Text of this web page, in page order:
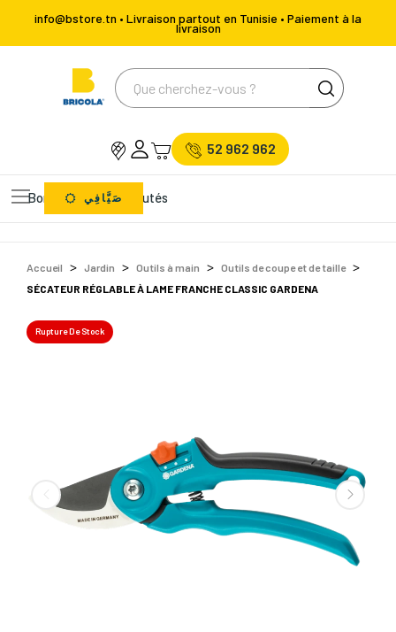
info@bstore.tn • Livraison partout en Tunisie • Paiement à la
livraison
52 962 962
Bons Plans Nouveautés
صَيَّافِي
Accueil Jardin Outils à main
Outils de coupe et de taille
SÉCATEUR RÉGLABLE À LAME FRANCHE CLASSIC GARDENA
Rupture De Stock